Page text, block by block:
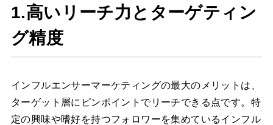
1.高いリーチ力とターゲティン
グ精度
インフルエンサーマーケティングの最大のメリットは、
ターゲット層にピンポイントでリーチできる点です。特
定の興味や嗜好を持つフォロワーを集めているインフル